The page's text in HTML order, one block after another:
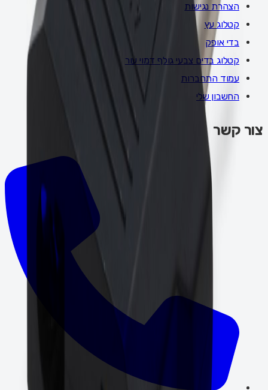
הצהרת נגישות
קטלוג עץ
בדי אופק
קטלוג בדים צבעי גולף דמוי עור
עמוד התחברות
החשבון שלי
צור קשר